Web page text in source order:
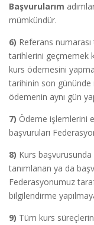
Başvurularım
mümkündür.
6) Referans
tarihlerini geçmemek
kurs ödemesini
tarihinin son gününde
ödemenin aynı gün
7) Ödeme işlemlerini
başvuruları
8) Kurs
tanımlanan ya da
Federasyonumuz
bilgilendirme
9) Tüm kurs